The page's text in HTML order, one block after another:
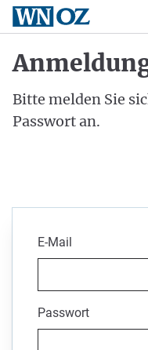
Bitte melden Sie
Passwort an.
E-Mail
Passwort